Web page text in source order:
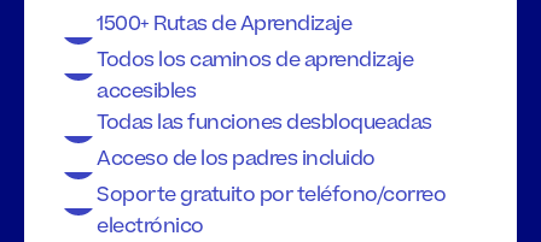
1500+ Rutas de Aprendizaje
Todos los caminos de aprendizaje
accesibles
Todas las funciones desbloqueadas
Acceso de los padres incluido
Soporte gratuito por teléfono/correo
electrónico